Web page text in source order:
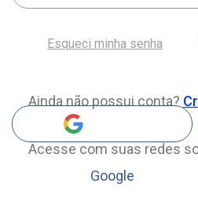
Esqueci minha senha
Ainda não possui conta?
Acesse com suas redes
Google